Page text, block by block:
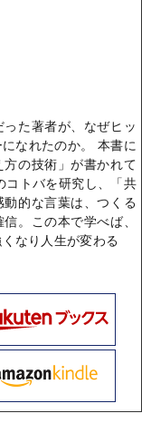
た著者が、なぜヒッ
なれたのか。 本書に
の技術」が書かれて
コトバを研究し、「共
的な言葉は、つくる
。この本で学べば、
なり人生が変わる